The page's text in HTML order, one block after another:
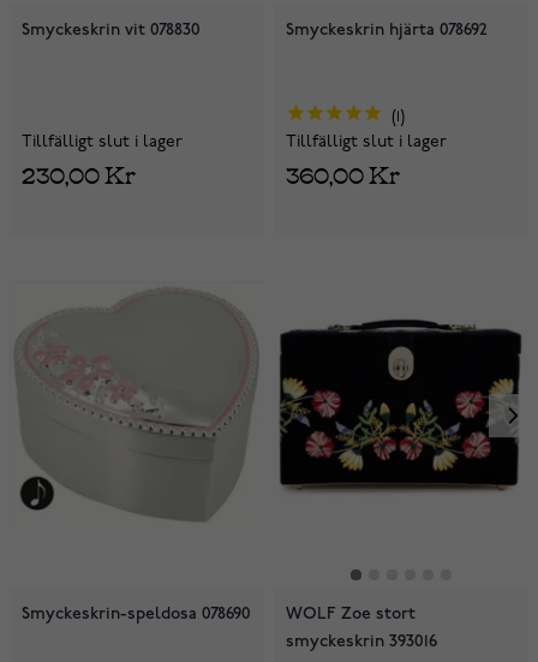
Smyckeskrin vit 078830
Tillfälligt slut i lager
230,00 Kr
Smyckeskrin hjärta 078692
Tillfälligt slut i lager
360,00 Kr
Smyckeskrin-speldosa 078690
WOLF Zoe stort
smyckeskrin 393016